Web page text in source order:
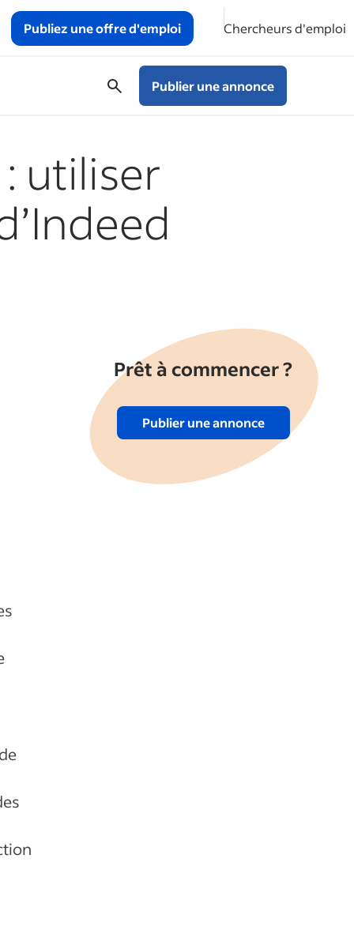
Publiez une offre d'emploi Chercheurs d'emploi
Publier une annonce
utiliser
Prêt à commencer ?
Publier une annonce